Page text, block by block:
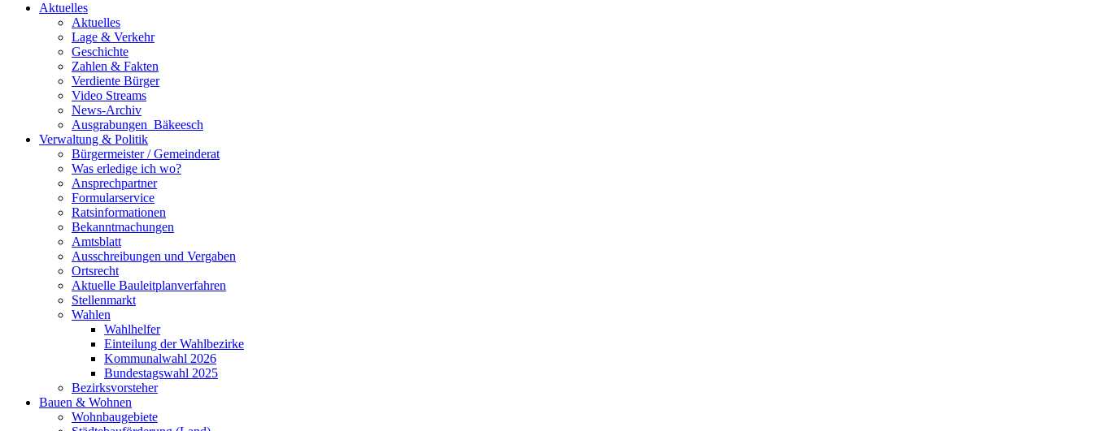
Aktuelles
Aktuelles
Lage & Verkehr
Geschichte
Zahlen & Fakten
Verdiente Bürger
Video Streams
News-Archiv
Ausgrabungen_Bäkeesch
Verwaltung & Politik
Bürgermeister / Gemeinderat
Was erledige ich wo?
Ansprechpartner
Formularservice
Ratsinformationen
Bekanntmachungen
Amtsblatt
Ausschreibungen und Vergaben
Ortsrecht
Aktuelle Bauleitplanverfahren
Stellenmarkt
Wahlen
Wahlhelfer
Einteilung der Wahlbezirke
Kommunalwahl 2026
Bundestagswahl 2025
Bezirksvorsteher
Bauen & Wohnen
Wohnbaugebiete